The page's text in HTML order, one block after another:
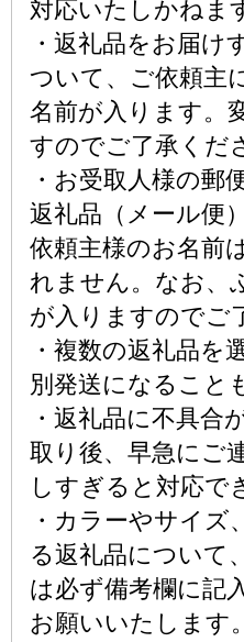
対応いたしかねま
・返礼品をお届け
ついて、ご依頼主
名前が入ります。
すのでご了承くだ
・お受取人様の郵
返礼品（メール便
依頼主様のお名前
れません。なお、
が入りますのでご
・複数の返礼品を
別発送になること
・返礼品に不具合
取り後、早急にご
しすぎると対応で
・カラーやサイズ
る返礼品について
は必ず備考欄に記
お願いいたします。